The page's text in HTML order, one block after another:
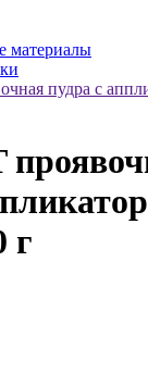
материалы
пудра с
г